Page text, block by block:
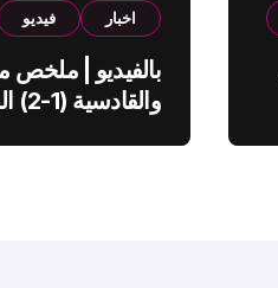
اخبار فيديو
بالفيديو | ملخص